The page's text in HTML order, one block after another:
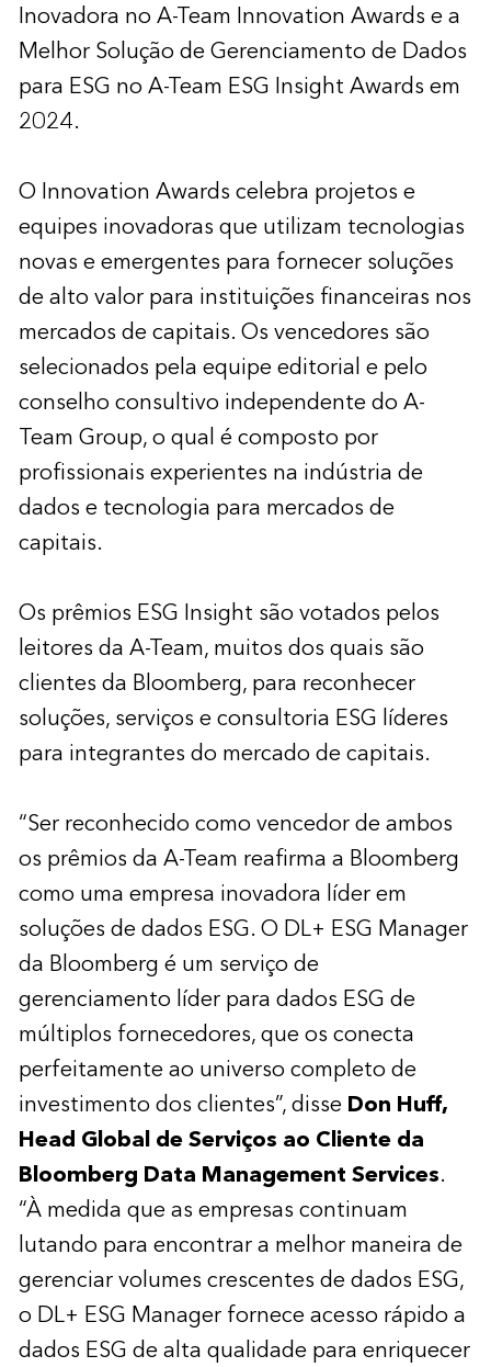
Inovadora no A-Team Innovation Awards e a
Melhor Solução de Gerenciamento de Dados
para ESG no A-Team ESG Insight Awards em
2024.
O Innovation Awards celebra projetos e
equipes inovadoras que utilizam tecnologias
novas e emergentes para fornecer soluções
de alto valor para instituições financeiras nos
mercados de capitais. Os vencedores são
selecionados pela equipe editorial e pelo
conselho consultivo independente do A-
Team Group, o qual é composto por
profissionais experientes na indústria de
dados e tecnologia para mercados de
capitais.
Os prêmios ESG Insight são votados pelos
leitores da A-Team, muitos dos quais são
clientes da Bloomberg, para reconhecer
soluções, serviços e consultoria ESG líderes
para integrantes do mercado de capitais.
“Ser reconhecido como vencedor de ambos
os prêmios da A-Team reafirma a Bloomberg
como uma empresa inovadora líder em
soluções de dados ESG. O DL+ ESG Manager
da Bloomberg é um serviço de
gerenciamento líder para dados ESG de
múltiplos fornecedores, que os conecta
perfeitamente ao universo completo de
investimento dos clientes”, disse Don Huff,
Head Global de Serviços ao Cliente da
Bloomberg Data Management Services.
“À medida que as empresas continuam
lutando para encontrar a melhor maneira de
gerenciar volumes crescentes de dados ESG,
o DL+ ESG Manager fornece acesso rápido a
dados ESG de alta qualidade para enriquecer